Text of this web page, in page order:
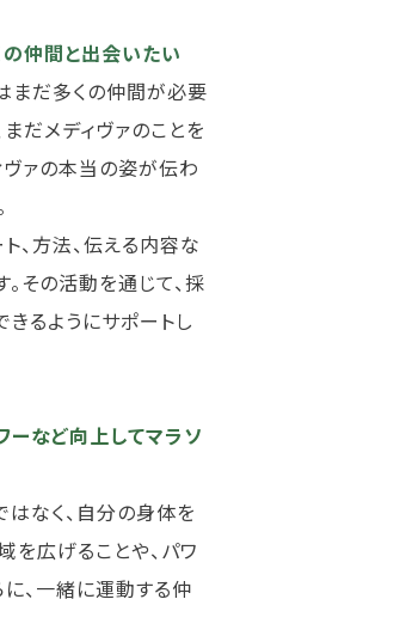
仲間と出会いたい
まだ多くの仲間が必要
だメディヴァのことを
ヴァの本当の姿が伝わ
、方法、伝える内容な
その活動を通じて、採
るようにサポートし
など向上してマラソ
なく、自分の身体を
を広げることや、パワ
に、一緒に運動する仲